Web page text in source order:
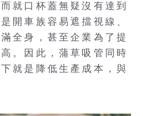
就口杯蓋無疑沒有達到
開車族容易遮擋視線、
全身，甚至企業為了提
。因此，蒲草吸管同時
就是降低生產成本，與